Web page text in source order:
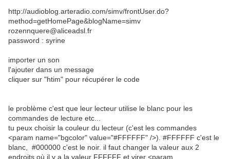
http://audioblog.arteradio.com/simv/frontUser.do?
method=getHomePage&blogName=simv
rozennquere@aliceadsl.fr
password : syrine
importer un son
l'ajouter dans un message
cliquer sur "htim" pour récupérer le code
le problème c'est que leur lecteur utilise le blanc pour les
commandes de lecture etc...
tu peux choisir la couleur du lecteur (c'est les commandes
<param name="bgcolor" value="#FFFFFF" />). #FFFFFF c'est le
blanc, #000000 c'est le noir. il faut changer la valeur aux 2
endroits où il y a la valeur FFFFFF et virer <param